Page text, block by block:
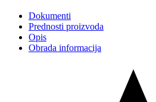
Dokumenti
Prednosti proizvoda
Opis
Obrada informacija